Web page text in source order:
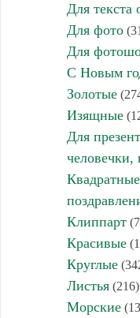
Для текста
Для фото
Для
С Новым
Золотые
Изящные
Для
человечки,
Клиппарт
Красивые
Круглые
Листья(216)
Морские